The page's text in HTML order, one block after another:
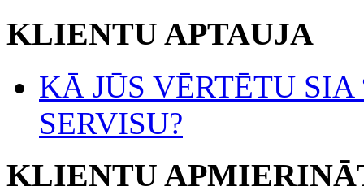
KLIENTU APTAUJA
KĀ JŪS VĒRTĒTU
SERVISU?
KLIENTU